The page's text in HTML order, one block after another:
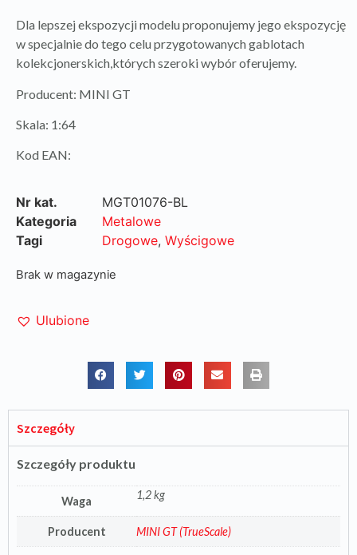
Dla lepszej ekspozycji modelu proponujemy jego ekspozycję
w specjalnie do tego celu przygotowanych gablotach
kolekcjonerskich,których szeroki wybór oferujemy.
Producent: MINI GT
Skala: 1:64
Kod EAN:
Nr kat.
MGT01076-BL
Kategoria
Metalowe
Tagi
Drogowe, Wyścigowe
Brak w magazynie
Ulubione
Szczegóły
Szczegóły produktu
Waga 1,2 kg
Producent MINI GT (TrueScale)